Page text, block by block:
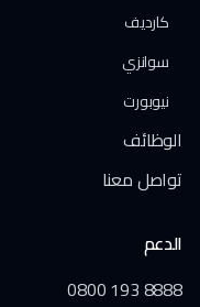
كارديف
سوانزي
نيوبورت
الوظائف
تواصل معنا
الدعم
0800 193 8888